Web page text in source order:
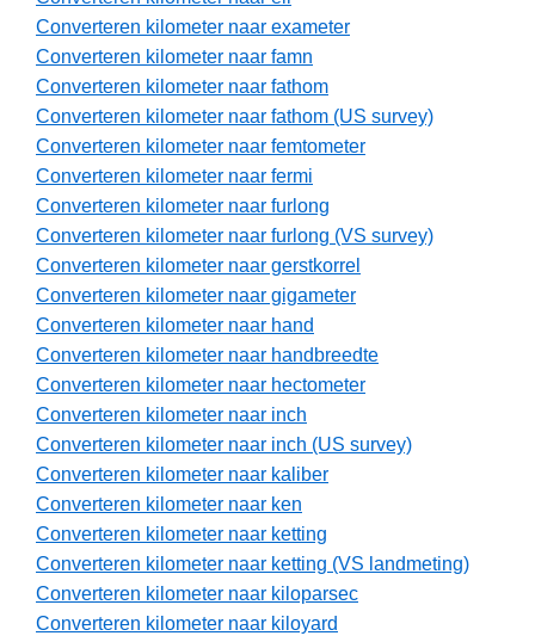
Converteren kilometer naar exameter
Converteren kilometer naar famn
Converteren kilometer naar fathom
Converteren kilometer naar fathom (US survey)
Converteren kilometer naar femtometer
Converteren kilometer naar fermi
Converteren kilometer naar furlong
Converteren kilometer naar furlong (VS survey)
Converteren kilometer naar gerstkorrel
Converteren kilometer naar gigameter
Converteren kilometer naar hand
Converteren kilometer naar handbreedte
Converteren kilometer naar hectometer
Converteren kilometer naar inch
Converteren kilometer naar inch (US survey)
Converteren kilometer naar kaliber
Converteren kilometer naar ken
Converteren kilometer naar ketting
Converteren kilometer naar ketting (VS landmeting)
Converteren kilometer naar kiloparsec
Converteren kilometer naar kiloyard